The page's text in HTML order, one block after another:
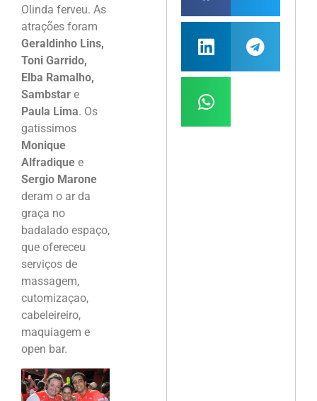
Olinda ferveu. As
atrações foram
Geraldinho Lins,
Toni Garrido,
Elba Ramalho,
Sambstar e
Paula Lima. Os
gatissimos
Monique
Alfradique e
Sergio Marone
deram o ar da
graça no
badalado espaço,
que ofereceu
serviços de
massagem,
cutomizaçao,
cabeleireiro,
maquiagem e
open bar.